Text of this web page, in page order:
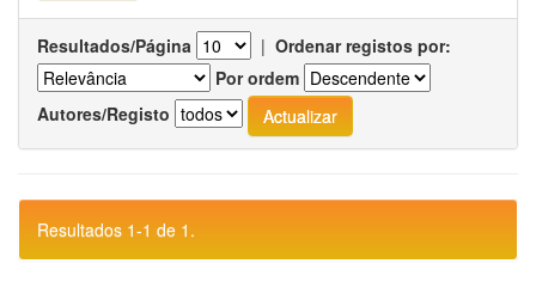
Resultados/Página | Ordenar registos por:
Por ordem
Autores/Registo
Resultados 1-1 de 1.